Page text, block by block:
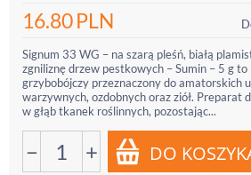
16.80PLN
Signum 33 WG – na szarą pleśń, białą
zgniliznę drzew pestkowych – Sumin – 5 g
grzybobójczy przeznaczony do amatorskich
warzywnych, ozdobnych oraz ziół. Preparat
w głąb tkanek roślinnych, pozostając...
− +